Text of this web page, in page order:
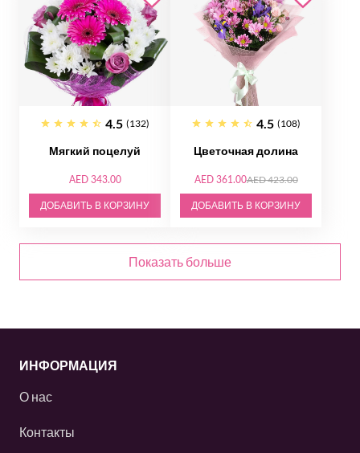
4.5 (132)
Мягкий поцелуй
AED 343.00
ДОБАВИТЬ В КОРЗИНУ
4.5 (108)
Цветочная долина
AED 361.00AED 423.00
ДОБАВИТЬ В КОРЗИНУ
Показать больше
ИНФОРМАЦИЯ
О нас
Контакты